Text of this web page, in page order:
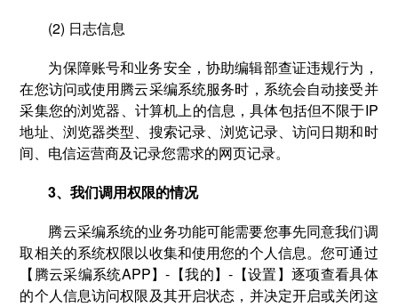
(2) 日志信息
为保障账号和业务安全，协助编辑部查证违规行为，
在您访问或使用腾云采编系统服务时，系统会自动接受并
采集您的浏览器、计算机上的信息，具体包括但不限于IP
地址、浏览器类型、搜索记录、浏览记录、访问日期和时
间、电信运营商及记录您需求的网页记录。
3、我们调用权限的情况
腾云采编系统的业务功能可能需要您事先同意我们调
取相关的系统权限以收集和使用您的个人信息。您可通过
【腾云采编系统APP】-【我的】-【设置】逐项查看具体
的个人信息访问权限及其开启状态，并决定开启或关闭这